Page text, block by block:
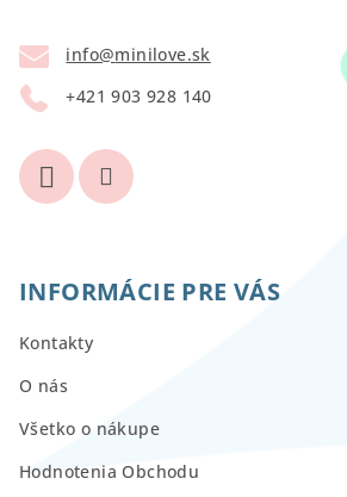
info@minilove.sk
+421 903 928 140
INFORMÁCIE PRE VÁS
Kontakty
O nás
Všetko o nákupe
Hodnotenia Obchodu